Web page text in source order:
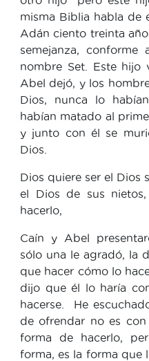
misma Biblia habla de
Adán ciento treinta
semejanza,
nombre Set. Este hijo
Abel dejó, y los
Dios, nunca lo
habían matado al
y junto con él se
Dios.
Dios quiere ser el Dios
el Dios de sus
hacerlo,
Caín y Abel
sólo una le agradó, la
que hacer cómo lo
dijo que él lo haría
hacerse. He
de ofrendar no es
forma de hacerlo,
forma, es la forma que